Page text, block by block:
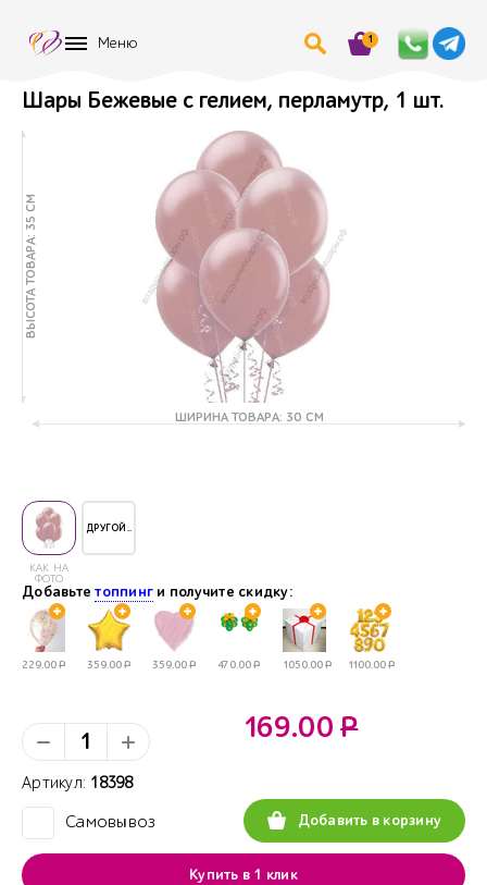
Меню 1
Шары Бежевые с гелием, перламутр, 1 шт.
ВЫСОТА ТОВАРА: 35 СМ
ШИРИНА ТОВАРА: 30 СМ
КАК НА
ФОТО
ДРУГОЙ..
Добавьтетоппинг и получите скидку:
229.00Р 359.00Р 359.00Р 470.00Р 1050.00Р 1100.00Р
Артикул: 18398
Самовывоз
169.00 Р
Добавить в корзину
Купить в 1 клик